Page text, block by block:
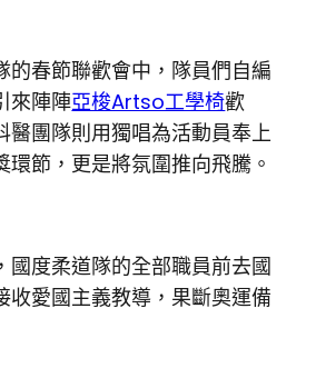
春節聯歡會中，隊員們自編
來陣陣亞梭Artso工學椅歡
醫團隊則用獨唱為活動員奉上
環節，更是將氛圍推向飛騰。
度柔道隊的全部職員前去國
收愛國主義教導，果斷奧運備